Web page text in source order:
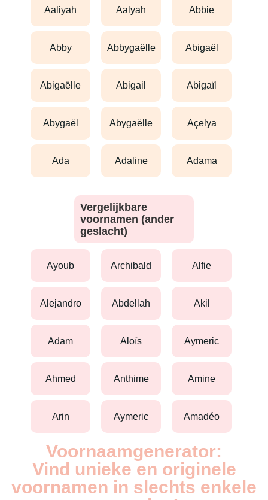
aaliyah aalyah abbie
abby abbygaëlle abigaël
abigaëlle abigail abigaïl
abygaël abygaëlle açelya
ada adaline adama
Vergelijkbare
voornamen (ander
geslacht)
ayoub archibald alfie
alejandro abdellah akil
adam aloïs aymeric
ahmed anthime amine
arin aymeric amadéo
Voornaamgenerator:
Vind unieke en originele
voornamen in slechts enkele